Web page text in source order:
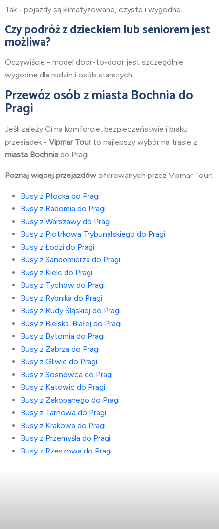
Tak - pojazdy są klimatyzowane, czyste i wygodne.
Czy podróż z dzieckiem lub seniorem jest
możliwa?
Oczywiście - model door-to-door jest szczególnie
wygodne dla rodzin i osób starszych.
Przewóz osób z miasta Bochnia do
Pragi
Jeśli zależy Ci na komforcie, bezpieczeństwie i braku
przesiadek - Vipmar Tourto najlepszy wybór na trasie z
miasta Bochnia do Pragi.
Poznaj więcej przejazdów oferowanych przez Vipmar Tour:
Busy z Płocka do Pragi
Busy z Radomia do Pragi
Busy z Warszawy do Pragi
Busy z Piotrkowa Trybunalskiego do Pragi
Busy z Łodzi do Pragi
Busy z Sandomierza do Pragi
Busy z Kielc do Pragi
Busy z Tychów do Pragi
Busy z Rybnika do Pragi
Busy z Rudy Śląskiej do Pragi
Busy z Bielska-Białej do Pragi
Busy z Bytomia do Pragi
Busy z Zabrza do Pragi
Busy z Gliwic do Pragi
Busy z Sosnowca do Pragi
Busy z Katowic do Pragi
Busy z Zakopanego do Pragi
Busy z Tarnowa do Pragi
Busy z Krakowa do Pragi
Busy z Przemyśla do Pragi
Busy z Rzeszowa do Pragi